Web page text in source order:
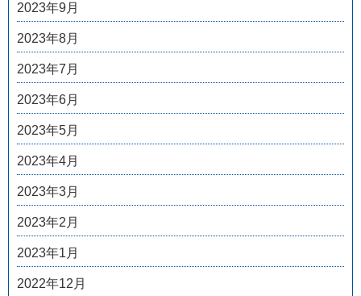
2023年9月
2023年8月
2023年7月
2023年6月
2023年5月
2023年4月
2023年3月
2023年2月
2023年1月
2022年12月